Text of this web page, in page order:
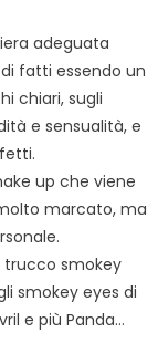
adeguata
fatti essendo un
chiari, sugli
e sensualità, e
up che viene
marcato, ma
trucco smokey
smokey eyes di
e più Panda…